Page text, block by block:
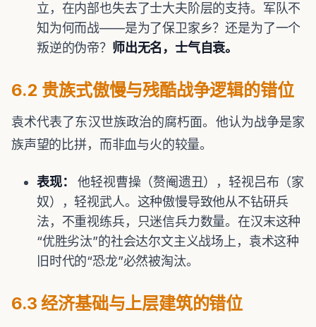
立，在内部也失去了士大夫阶层的支持。军队不
知为何而战——是为了保卫家乡？还是为了一个
叛逆的伪帝？ 师出无名，士气自衰。
6.2 贵族式傲慢与残酷战争逻辑的错位
袁术代表了东汉世族政治的腐朽面。他认为战争是家
族声望的比拼，而非血与火的较量。
表现：
他轻视曹操（赘阉遗丑），轻视吕布（家
奴），轻视武人。这种傲慢导致他从不钻研兵
法，不重视练兵，只迷信兵力数量。在汉末这种
“优胜劣汰”的社会达尔文主义战场上，袁术这种
旧时代的“恐龙”必然被淘汰。
6.3 经济基础与上层建筑的错位